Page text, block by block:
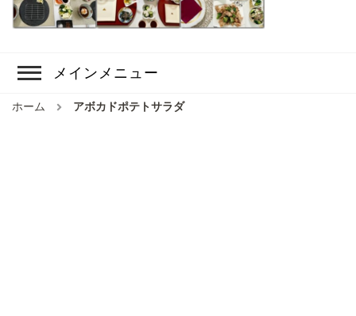
メインメニュー
ホーム アボカドポテトサラダ